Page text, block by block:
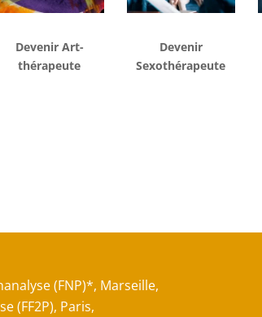
Devenir Art-
thérapeute
Devenir
Sexothérapeute
(FNP)*, Marseille,
(FF2P), Paris,